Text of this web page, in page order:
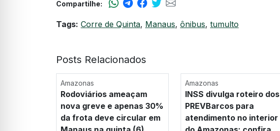
Compartilhe:
Tags: Corre de Quinta, Manaus, ônibus, tumulto
Posts Relacionados
Amazonas
Rodoviários ameaçam
nova greve e apenas 30%
da frota deve circular em
Amazonas
INSS divulga roteiro dos
PREVBarcos para
atendimento no interior